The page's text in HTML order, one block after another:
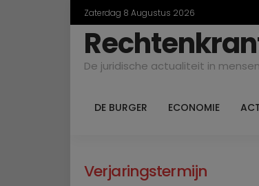
Zaterdag 8 Augustus 2026
De juridische actualiteit in
DE BURGER ECONOMIE
Verjaringstermijn